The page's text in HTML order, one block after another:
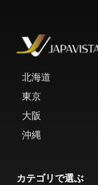
北海道
東京
大阪
沖縄
カテゴリで選ぶ